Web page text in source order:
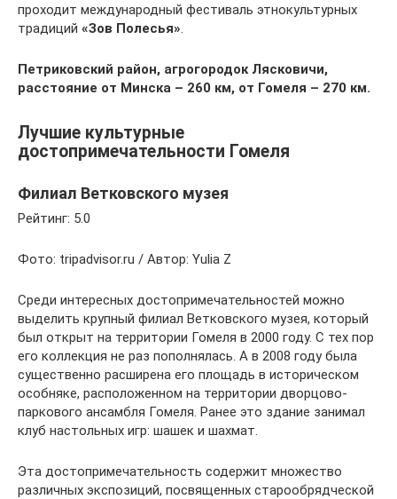
проходит международный фестиваль этнокультурных
традиций «Зов Полесья»
Петриковский район, агрогородок Лясковичи,
расстояние от Минска – 260 км, от Гомеля – 270 км.
Лучшие культурные
достопримечательности Гомеля
Филиал Ветковского музея
Рейтинг: 5.0
Фото: tripadvisor.ru / Автор: Yulia Z
Среди интересных достопримечательностей можно
выделить крупный филиал Ветковского музея, который
был открыт на территории Гомеля в 2000 году. С тех пор
его коллекция не раз пополнялась. А в 2008 году была
существенно расширена его площадь в историческом
особняке, расположенном на территории дворцово-
паркового ансамбля Гомеля. Ранее это здание занимал
клуб настольных игр: шашек и шахмат.
Эта достопримечательность содержит множество
различных экспозиций, посвященных старообрядческой